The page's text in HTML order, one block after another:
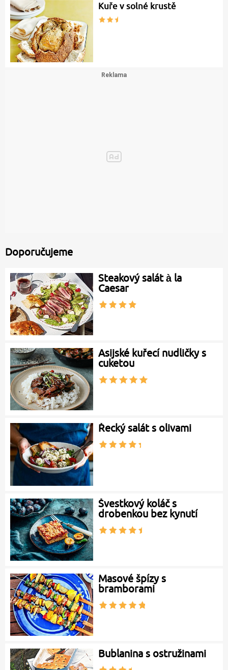
Kuře v solné krustě
Doporučujeme
Steakový salát à la
Caesar
Asijské kuřecí nudličky s
cuketou
Řecký salát s olivami
Švestkový koláč s
drobenkou bez kynutí
Masové špízy s
bramborami
Bublanina s ostružinami